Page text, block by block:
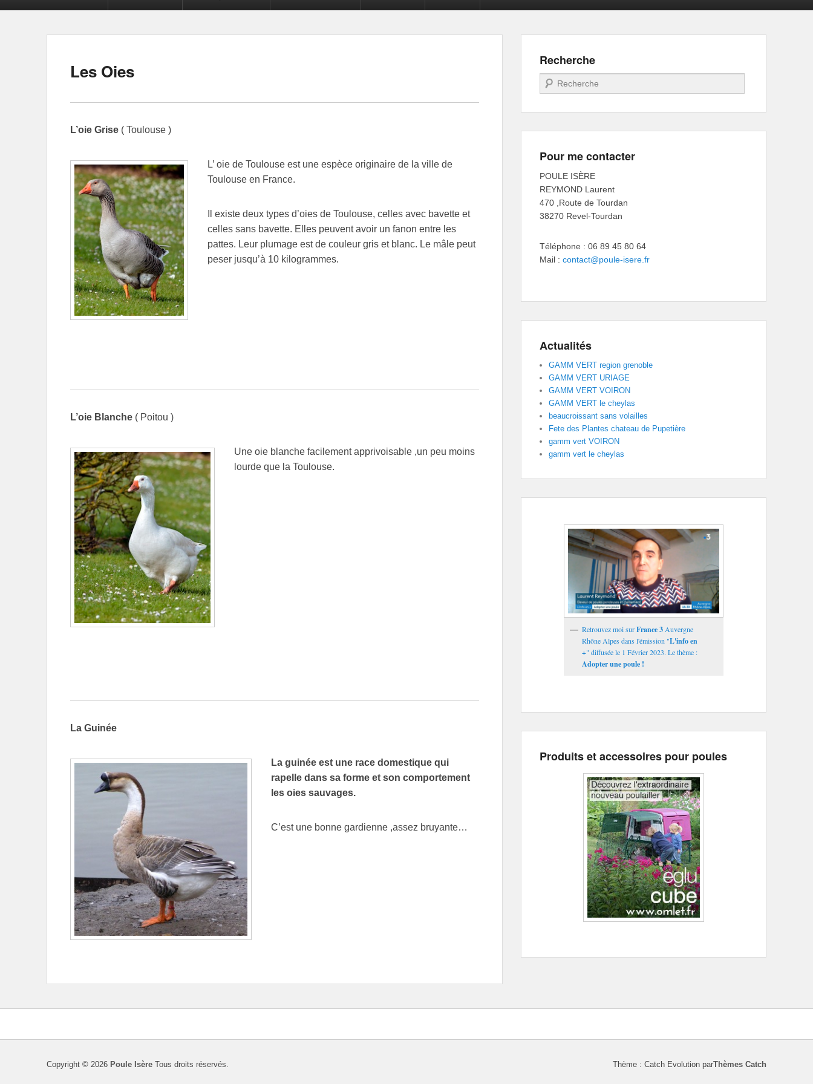
Les Oies
L’oie Grise ( Toulouse )
L’ oie de Toulouse est une espèce originaire de la ville de
Toulouse en France.
Il existe deux types d’oies de Toulouse, celles avec bavette et
celles sans bavette. Elles peuvent avoir un fanon entre les
pattes. Leur plumage est de couleur gris et blanc. Le mâle peut
peser jusqu’à 10 kilogrammes.
L’oie Blanche ( Poitou )
Une oie blanche facilement apprivoisable ,un peu moins
lourde que la Toulouse.
La Guinée
La guinée est une race domestique qui
rapelle dans sa forme et son comportement
les oies sauvages.
C’est une bonne gardienne ,assez bruyante…
Recherche
Recherche
Pour me contacter
POULE ISÈRE
REYMOND Laurent
470 ,Route de Tourdan
38270 Revel-Tourdan
Téléphone : 06 89 45 80 64
Mail : contact@poule-isere.fr
Actualités
GAMM VERT region grenoble
GAMM VERT URIAGE
GAMM VERT VOIRON
GAMM VERT le cheylas
beaucroissant sans volailles
Fete des Plantes chateau de Pupetière
gamm vert VOIRON
gamm vert le cheylas
Retrouvez moi surFrance 3Auvergne
Rhône Alpes dans l'émission "L'info en
+" diffusée le 1 Février 2023. Le thème :
Adopter une poule !
Produits et accessoires pour poules
Copyright © 2026 Poule Isère Tous droits réservés. Thème : Catch Evolution parThèmes Catch